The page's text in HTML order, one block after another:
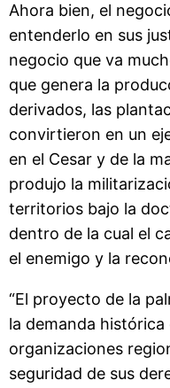
Ahora bien, el
entenderlo en sus
negocio que va
que genera la
derivados, las
convirtieron en un
en el Cesar y de la
produjo la
territorios bajo la
dentro de la cual el
el enemigo y la
“El proyecto de la
la demanda
organizaciones
seguridad de sus